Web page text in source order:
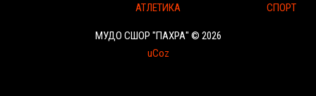
АТЛЕТИКА
СПОРТ
МУДО СШОР "ПАХРА" © 2026
uCoz